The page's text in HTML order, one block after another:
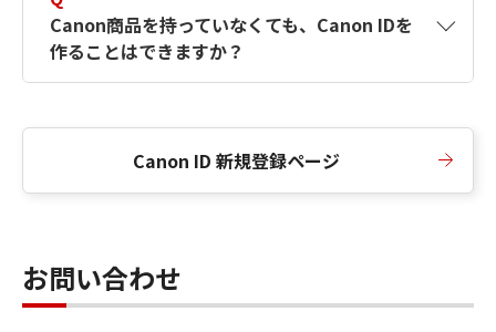
Canon商品を持っていなくても、Canon IDを
作ることはできますか？
Canon ID 新規登録ページ
お問い合わせ